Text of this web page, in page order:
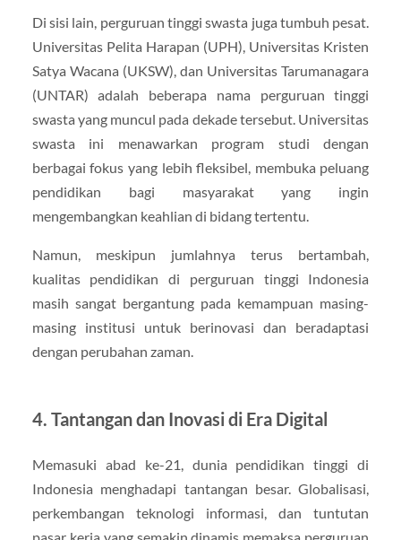
Di sisi lain, perguruan tinggi swasta juga tumbuh pesat.
Universitas Pelita Harapan (UPH), Universitas Kristen
Satya Wacana (UKSW), dan Universitas Tarumanagara
(UNTAR) adalah beberapa nama perguruan tinggi
swasta yang muncul pada dekade tersebut. Universitas
swasta ini menawarkan program studi dengan
berbagai fokus yang lebih fleksibel, membuka peluang
pendidikan bagi masyarakat yang ingin
mengembangkan keahlian di bidang tertentu.
Namun, meskipun jumlahnya terus bertambah,
kualitas pendidikan di perguruan tinggi Indonesia
masih sangat bergantung pada kemampuan masing-
masing institusi untuk berinovasi dan beradaptasi
dengan perubahan zaman.
4. Tantangan dan Inovasi di Era Digital
Memasuki abad ke-21, dunia pendidikan tinggi di
Indonesia menghadapi tantangan besar. Globalisasi,
perkembangan teknologi informasi, dan tuntutan